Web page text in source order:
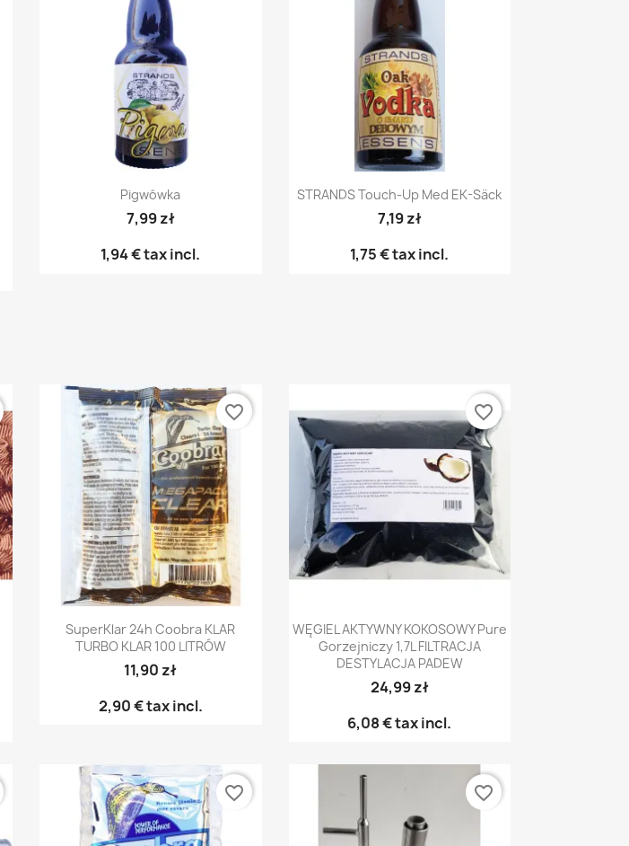
Snabbvy
Pigwówka
7,99 zł
1,94 €tax incl.
Snabbvy
STRANDS Touch-Up Med EK-Säck
7,19 zł
1,75 €tax incl.
Snabbvy
SuperKlar 24h Coobra KLAR
TURBO KLAR 100 LITRÓW
11,90 zł
2,90 €tax incl.
favorite_border
Snabbvy
WĘGIEL AKTYWNY KOKOSOWY Pure
Gorzejniczy 1,7L FILTRACJA
DESTYLACJA PADEW
24,99 zł
6,08 €tax incl.
favorite_border
favorite_border favorite_border